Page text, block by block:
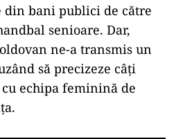
bani publici de către
senioare. Dar,
ne-a transmis un
să precizeze câți
echipa feminină de